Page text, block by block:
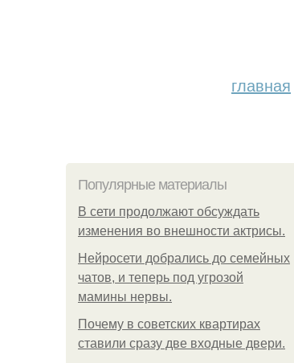
главная
Популярные материалы
В сети продолжают обсуждать
изменения во внешности актрисы.
Нейросети добрались до семейных
чатов, и теперь под угрозой
мамины нервы.
Почему в советских квартирах
ставили сразу две входные двери.